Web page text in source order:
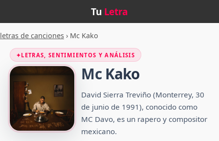
Tu Letra
letras de canciones › Mc Kako
✦LETRAS, SENTIMIENTOS Y ANÁLISIS
Mc Kako
David Sierra Treviño (Monterrey, 30
de junio de 1991), conocido como
MC Davo, es un rapero y compositor
mexicano.